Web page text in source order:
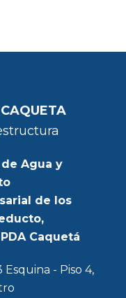
Agua y
de los
Caquetá
Esquina - Piso 4,